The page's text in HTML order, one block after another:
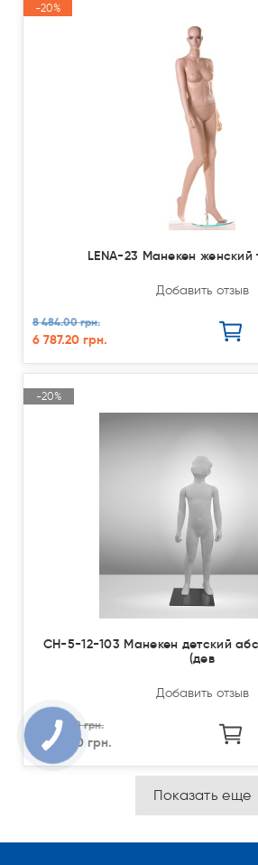
-20%
LENA-23 Манекен женский
Добавить отзыв
8 484.00 грн.
6 787.20 грн.
-20%
CH-5-12-103 Манекен детский
(дев
Добавить отзыв
11 340.00 грн.
9 072.00 грн.
Показать еще